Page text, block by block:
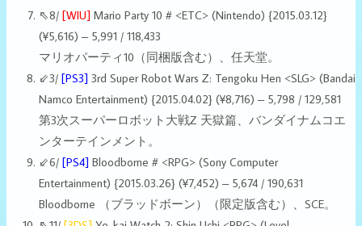
⇖8/ [WIU] Mario Party 10 # <ETC> (Nintendo) {2015.03.12}
(¥5,616) – 5,991 / 118,433
マリオパーティ10（同梱版含む）、任天堂。
⇙3/ [PS3] 3rd Super Robot Wars Z: Tengoku Hen <SLG> (Bandai
Namco Entertainment) {2015.04.02} (¥8,716) – 5,798 / 129,581
第3次スーパーロボット大戦Z 天獄篇、バンダイナムコエ
ンターテインメント。
⇙6/ [PS4] Bloodborne # <RPG> (Sony Computer
Entertainment) {2015.03.26} (¥7,452) – 5,674 / 190,631
Bloodborne （ブラッドボーン）（限定版含む）、SCE。